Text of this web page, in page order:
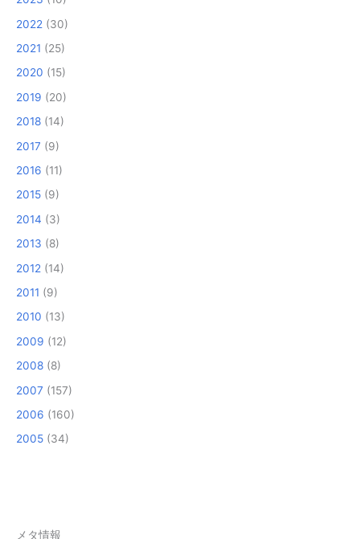
2022 (30)
2021 (25)
2020 (15)
2019 (20)
2018 (14)
2017 (9)
2016 (11)
2015 (9)
2014 (3)
2013 (8)
2012 (14)
2011 (9)
2010 (13)
2009 (12)
2008 (8)
2007 (157)
2006 (160)
2005 (34)
メタ情報